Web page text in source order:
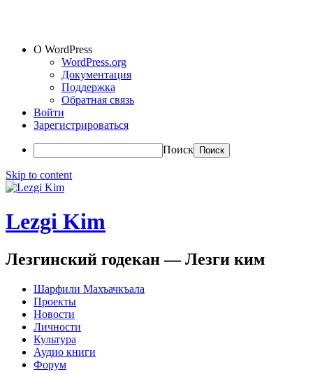
О WordPress
WordPress.org
Документация
Поддержка
Обратная связь
Войти
Зарегистрироваться
Поиск
Skip to content
Lezgi Kim
Лезгинский годекан — Лезги ким
Шарфили Махъачкъала
Проекты
Новости
Личности
Культура
Аудио книги
Форум